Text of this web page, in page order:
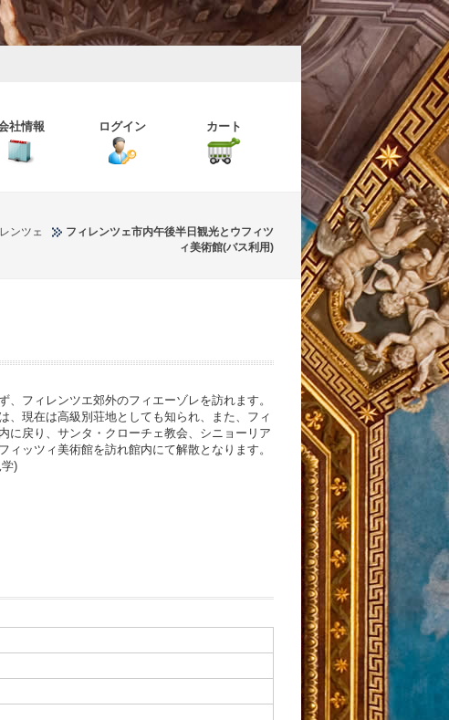
社情報 ログイン カート
ンツェ
フィレンツェ市内午後半日観光とウフィツ
ィ美術館(バス利用)
フィレンツエ郊外のフィエーゾレを訪れます。
、現在は高級別荘地としても知られ、また、フィ
に戻り、サンタ・クローチェ教会、シニョーリア
ッツィ美術館を訪れ館内にて解散となります。
)